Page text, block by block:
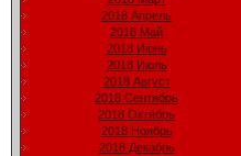
2018 Апрель
2018 Май
2018 Июнь
2018 Июль
2018 Август
2018 Сентябрь
2018 Октябрь
2018 Ноябрь
2018 Декабрь